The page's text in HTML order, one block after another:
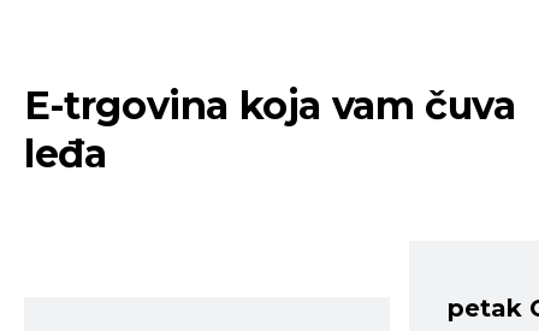
E-trgovina koja vam čuva
leđa
petak